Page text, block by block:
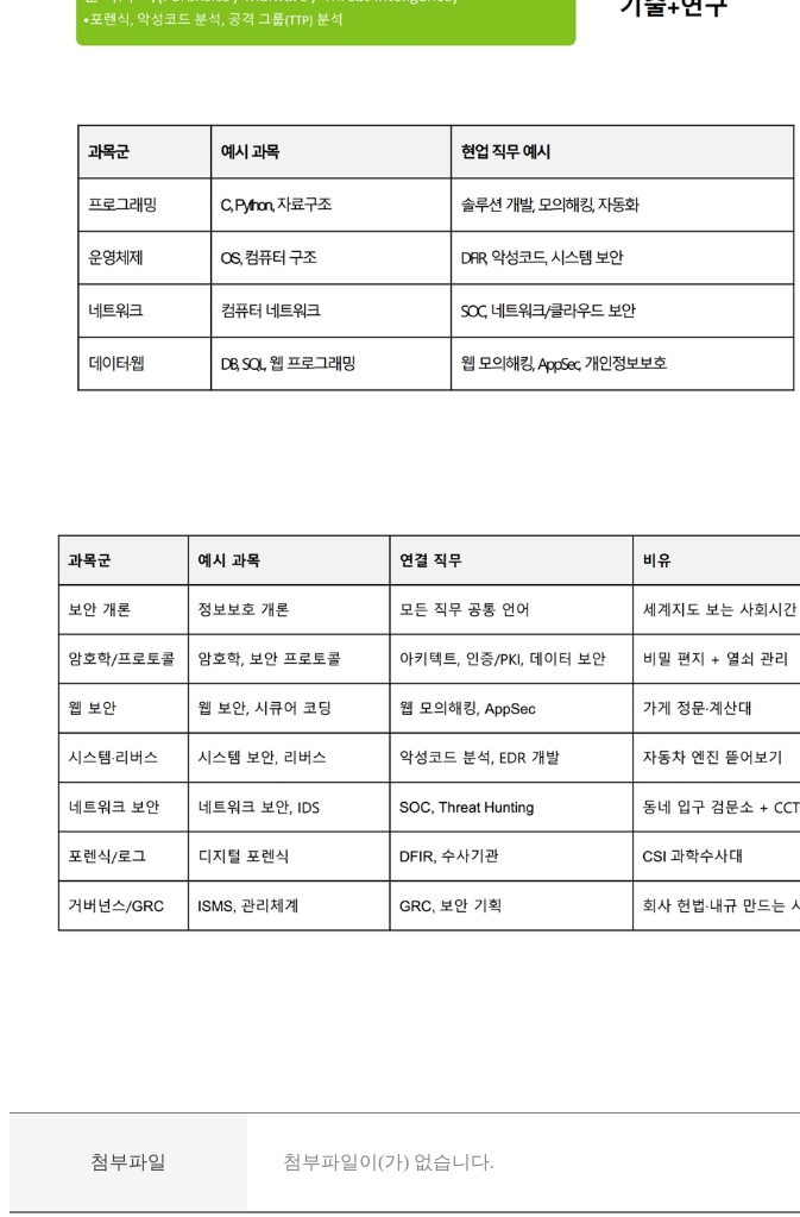
첨부파일 첨부파일이(가) 없습니다.